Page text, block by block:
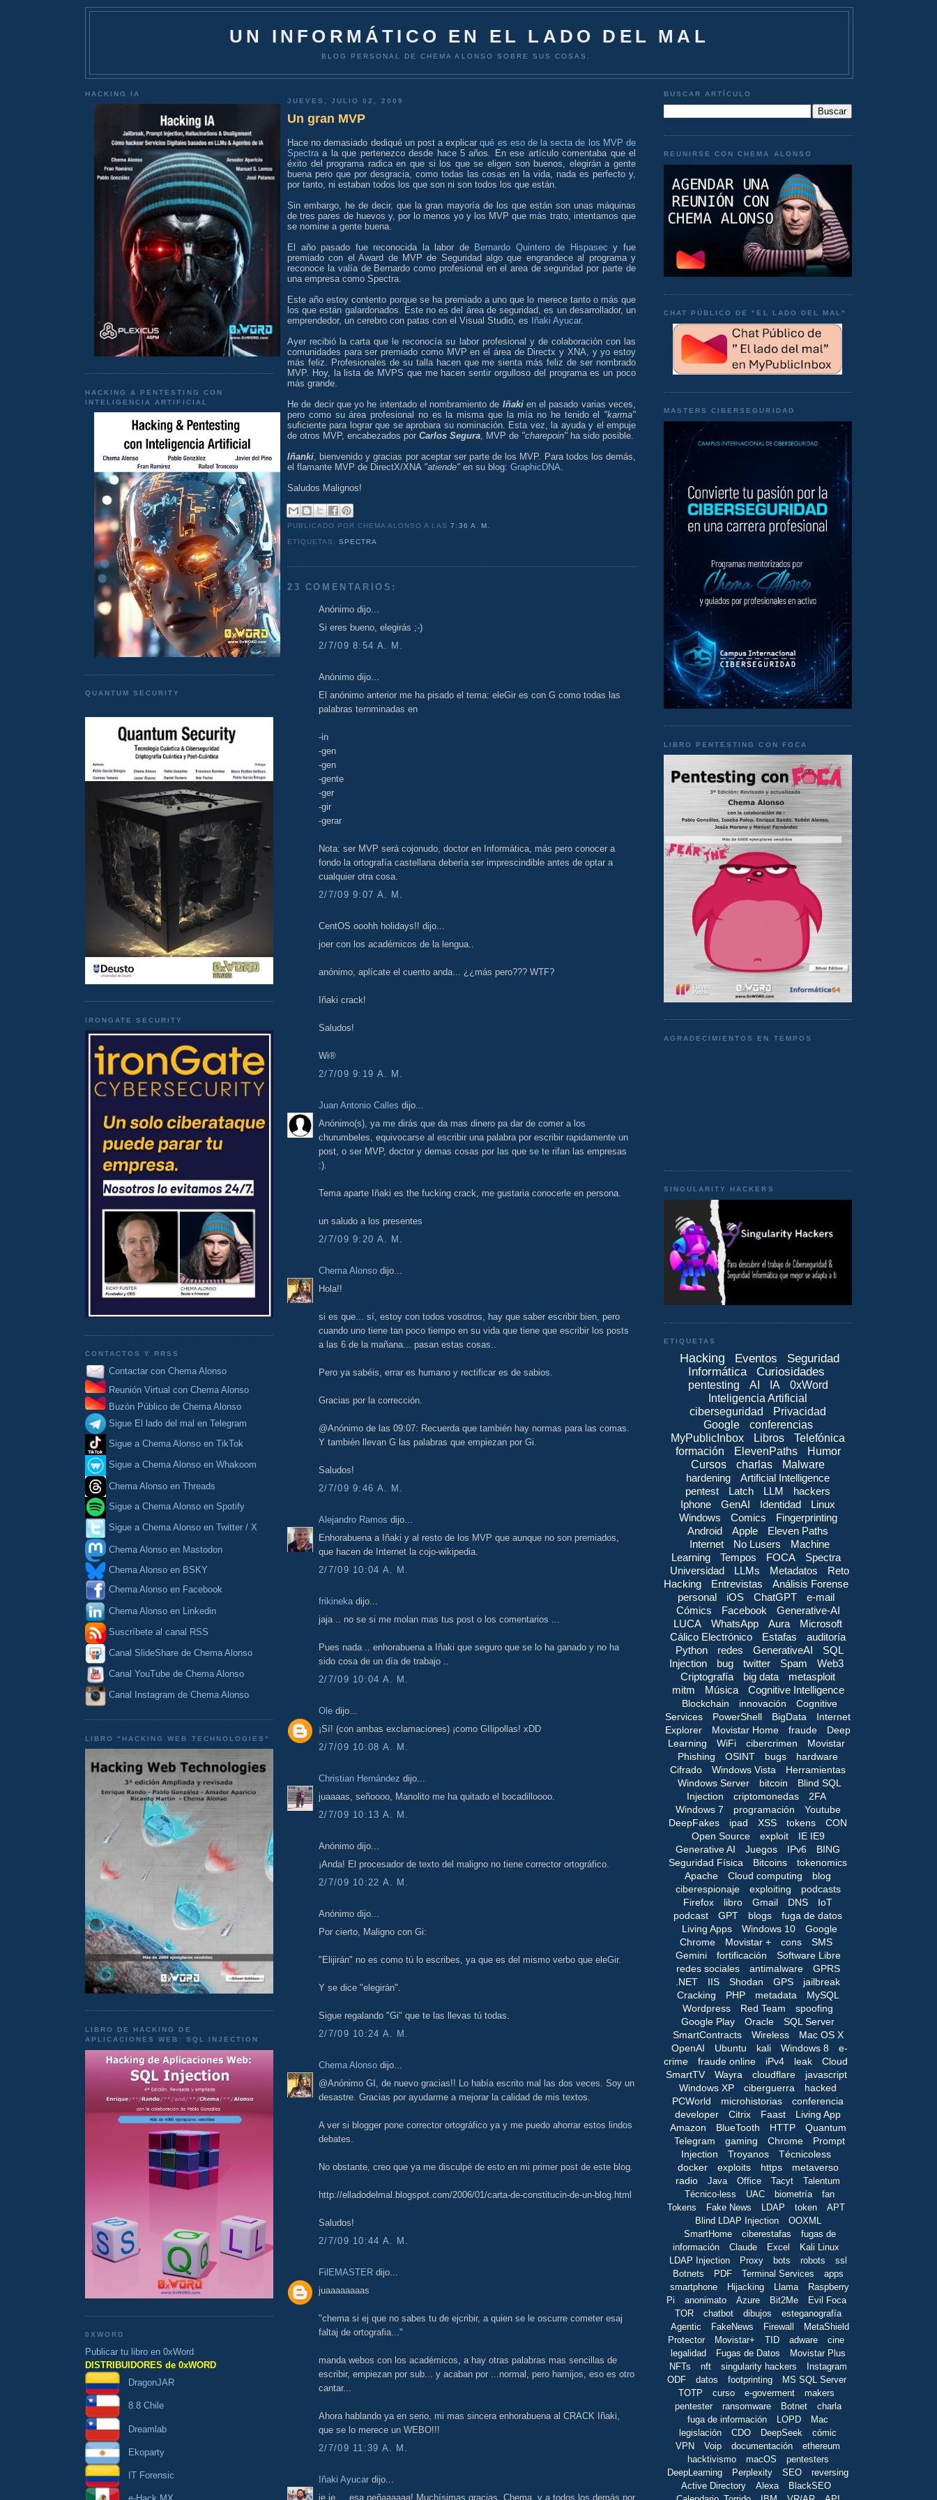
UN INFORMÁTICO EN EL LADO DEL MAL
BLOG PERSONAL DE CHEMA ALONSO SOBRE SUS COSAS.
HACKING IA
HACKING & PENTESTING CON
INTELIGENCIA ARTIFICIAL
QUANTUM SECURITY
IRONGATE SECURITY
CONTACTOS Y RRSS
Contactar con Chema Alonso
Reunión Virtual con Chema Alonso
Buzón Público de Chema Alonso
Sigue El lado del mal en Telegram
Sigue a Chema Alonso en TikTok
Sigue a Chema Alonso en Whakoom
Chema Alonso en Threads
Sigue a Chema Alonso en Spotify
Sigue a Chema Alonso en Twitter / X
Chema Alonso en Mastodon
Chema Alonso en BSKY
Chema Alonso en Facebook
Chema Alonso en Linkedin
Suscríbete al canal RSS
Canal SlideShare de Chema Alonso
Canal YouTube de Chema Alonso
Canal Instagram de Chema Alonso
LIBRO "HACKING WEB TECHNOLOGIES"
LIBRO DE HACKING DE
APLICACIONES WEB: SQL INJECTION
0XWORD
Publicar tu libro en 0xWord
DISTRIBUIDORES de 0xWORD
DragonJAR
8.8 Chile
Dreamlab
Ekoparty
IT Forensic
JUEVES, JULIO 02, 2009
Un gran MVP
Hace no demasiado dediqué un post a explicarqué es eso de la secta de los MVP de
Spectraa la que pertenezco desde hace 5 años. En ese artículo comentaba que el
éxito del programa radica en que si los que se eligen son buenos, elegirán a gente
buena pero que por desgracia, como todas las cosas en la vida, nada es perfecto y,
por tanto, ni estaban todos los que son ni son todos los que están.
Sin embargo, he de decir, que la gran mayoría de los que están son unas máquinas
de tres pares de huevos y, por lo menos yo y los MVP que más trato, intentamos que
se nomine a gente buena.
El año pasado fue reconocida la labor de Bernardo Quintero de Hispasecy fue
premiado con el Award de MVP de Seguridad algo que engrandece al programa y
reconoce la valía de Bernardo como profesional en el area de seguridad por parte de
una empresa como Spectra.
Este año estoy contento porque se ha premiado a uno que lo merece tanto o más que
los que están galardonados. Este no es del área de seguridad, es un desarrollador, un
emprendedor, un cerebro con patas con el Visual Studio, es
Iñaki Ayucar.
Ayer recibió la carta que le reconocía su labor profesional y de colaboración con las
comunidades para ser premiado como MVP en el área de Directx y XNA, y yo estoy
más feliz. Profesionales de su talla hacen que me sienta más feliz de ser nombrado
MVP. Hoy, la lista de MVPS que me hacen sentir orgulloso del programa es un poco
más grande.
He de decir que yo he intentado el nombramiento de Iñakien el pasado varias veces,
pero como su área profesional no es la misma que la mía no he tenido el "karma"
suficiente para lograr que se aprobara su nominación. Esta vez, la ayuda y el empuje
de otros MVP, encabezados por Carlos Segura , MVP de "charepoin" ha sido posible.
Iñanki , bienvenido y gracias por aceptar ser parte de los MVP. Para todos los demás,
el flamante MVP de DirectX/XNA "atiende" en su blog: GraphicDNA
Saludos Malignos!
PUBLICADO POR CHEMA ALONSOA LAS7:36 A. M.
ETIQUETAS:SPECTRA
23 COMENTARIOS:
Anónimo dijo...
Si eres bueno, elegirás ;-)
2/7/09 8:54 A. M.
Anónimo dijo...
El anónimo anterior me ha pisado el tema: eleGir es con G como todas las
palabras ternminadas en
-in
-gen
-gen
-gente
-ger
-gir
-gerar
Nota: ser MVP será cojonudo, doctor en Informática, más pero conocer a
fondo la ortografía castellana debería ser imprescindible antes de optar a
cualquier otra cosa.
2/7/09 9:07 A. M.
CentOS ooohh holidays!! dijo...
joer con los académicos de la lengua..
anónimo, aplícate el cuento anda... ¿¿más pero??? WTF?
Iñaki crack!
Saludos!
Wi®
2/7/09 9:19 A. M.
Juan Antonio Calles dijo...
Anónimo(s), ya me dirás que da mas dinero pa dar de comer a los
churumbeles, equivocarse al escribir una palabra por escribir rapidamente un
post, o ser MVP, doctor y demas cosas por las que se te rifan las empresas
:).
Tema aparte Iñaki es the fucking crack, me gustaria conocerle en persona.
un saludo a los presentes
2/7/09 9:20 A. M.
Chema Alonso dijo...
Hola!!
si es que... sí, estoy con todos vosotros, hay que saber escribir bien, pero
cuando uno tiene tan poco tiempo en su vida que tiene que escribir los posts
a las 6 de la mañana... pasan estas cosas..
Pero ya sabéis, errar es humano y rectificar es de sabios.
Gracias por la corrección.
@Anónimo de las 09:07: Recuerda que también hay normas para las comas.
Y también llevan G las palabras que empiezan por Gi.
Saludos!
2/7/09 9:46 A. M.
Alejandro Ramos dijo...
Enhorabuena a Iñaki y al resto de los MVP que aunque no son premiados,
que hacen de Internet la cojo-wikipedia.
2/7/09 10:04 A. M.
frikineka dijo...
jaja .. no se si me molan mas tus post o los comentarios ...
Pues nada .. enhorabuena a Iñaki que seguro que se lo ha ganado y no ha
sido cosa de un día de trabajo ..
2/7/09 10:04 A. M.
Ole dijo...
¡Sí! (con ambas exclamaciones) ¡como GIlipollas! xDD
2/7/09 10:08 A. M.
Christian Hernández dijo...
juaaaas, señoooo, Manolito me ha quitado el bocadilloooo.
2/7/09 10:13 A. M.
Anónimo dijo...
¡Anda! El procesador de texto del maligno no tiene corrector ortográfico.
2/7/09 10:22 A. M.
Anónimo dijo...
Por cierto, Maligno con Gi:
"Elijirán" no es como tú lo escribes, ya que es del mismo verbo que eleGir.
Y se dice "elegirán".
Sigue regalando "Gi" que te las llevas tú todas.
2/7/09 10:24 A. M.
Chema Alonso dijo...
@Anónimo GI, de nuevo gracias!! Lo había escrito mal las dos veces. Soy un
desastre. Gracias por ayudarme a mejorar la calidad de mis textos.
A ver si blogger pone corrector ortográfico ya y me puedo ahorrar estos lindos
debates.
No obstante, creo que ya me disculpé de esto en mi primer post de este blog.
http://elladodelmal.blogspot.com/2006/01/carta-de-constitucin-de-un-blog.html
Saludos!
2/7/09 10:44 A. M.
FilEMASTER dijo...
juaaaaaaaas
"chema si ej que no sabes tu de ejcribir, a quien se le oscurre cometer esaj
faltaj de ortografia..."
manda webos con los académicos, a hay otras palabras mas sencillas de
escribir, empiezan por sub... y acaban por ...normal, pero hamijos, eso es otro
cantar...
Ahora hablando ya en serio, mi mas sincera enhorabuena al CRACK Iñaki,
que se lo merece un WEBO!!!
2/7/09 11:39 A. M.
Iñaki Ayucar dijo...
je je.... esa peñaaaaaa! Muchísimas gracias, Chema, y a todos los demás por
BUSCAR ARTÍCULO
REUNIRSE CON CHEMA ALONSO
CHAT PÚBLICO DE "EL LADO DEL MAL"
MASTERS CIBERSEGURIDAD
LIBRO PENTESTING CON FOCA
AGRADECIMIENTOS EN TEMPOS
SINGULARITY HACKERS
ETIQUETAS
Hacking Eventos
Seguridad
Informática
Curiosidades
pentesting AI IA
0xWord
Inteligencia Artificial
ciberseguridad
Privacidad
Google
conferencias
MyPublicInbox
Libros
Telefónica
formación
ElevenPaths
Humor
Cursos
charlas
Malware
hardening
Artificial Intelligence
pentest
Latch LLM
hackers
Iphone
GenAI Identidad
Linux
Windows
Comics
Fingerprinting
Android
Apple
Eleven Paths
Internet
No Lusers
Machine
Learning
Tempos FOCA
Spectra
Universidad
LLMs Metadatos
Reto
Hacking
Entrevistas
Análisis Forense
personal
iOS ChatGPT
e-mail
Cómics
Facebook
Generative-AI
LUCA
WhatsApp Aura
Microsoft
Cálico Electrónico
Estafas
auditoría
Python
redes GenerativeAI
SQL
Injection
bug twitter Spam
Web3
Criptografía
big data
metasploit
mitm
Música Cognitive Intelligence
Blockchain innovación
Cognitive
Services
PowerShell BigData
Internet
Explorer
Movistar Home fraude
Deep
Learning
WiFi cibercrimen
Movistar
Phishing
OSINT bugs
hardware
Cifrado
Windows Vista
Herramientas
Windows Server
bitcoin
Blind SQL
Injection
criptomonedas
2FA
Windows 7
programación
Youtube
DeepFakes
ipad XSS tokens
CON
Open Source
exploit
IE IE9
Generative AI
Juegos IPv6
BING
Seguridad Física
Bitcoins
tokenomics
Apache
Cloud computing
blog
ciberespionaje
exploiting
podcasts
Firefox
libro Gmail DNS
IoT
podcast
GPT blogs
fuga de datos
Living Apps
Windows 10
Google
Chrome
Movistar + cons
SMS
Gemini
fortificación
Software Libre
redes sociales
antimalware
GPRS
.NET
IIS Shodan GPS
jailbreak
Cracking
PHP metadata
MySQL
Wordpress
Red Team
spoofing
Google Play
Oracle
SQL Server
SmartContracts
Wireless
Mac OS X
OpenAI
Ubuntu kali Windows 8
e-
crime
fraude online iPv4 leak
Cloud
SmartTV
Wayra cloudflare
javascript
Windows XP
ciberguerra
hacked
PCWorld
microhistorias
conferencia
developer
Citrix Faast
Living App
Amazon
BlueTooth HTTP
Quantum
Telegram
gaming Chrome
Prompt
Injection
Troyanos
Técnicoless
docker
exploits https
metaverso
radio
Java Office Tacyt
Talentum
Técnico-less
UAC biometría
fan
Tokens
Fake News LDAP token
APT
Blind LDAP Injection
OOXML
SmartHome
ciberestafas
fugas de
información
Claude Excel
Kali Linux
LDAP Injection
Proxy bots robots
ssl
Botnets
PDF Terminal Services
apps
smartphone
Hijacking Llama
Raspberry
Pi
anonimato Azure Bit2Me
Evil Foca
TOR
chatbot dibujos
esteganografía
Agentic
FakeNews Firewall
MetaShield
Protector
Movistar+ TID adware
cine
legalidad
Fugas de Datos
Movistar Plus
NFTs
nft singularity hackers
Instagram
ODF
datos footprinting
MS SQL Server
TOTP
curso e-goverment
makers
pentester
ransomware Botnet
charla
fuga de información
LOPD
Mac
legislación
CDO DeepSeek
cómic
VPN
Voip documentación
ethereum
hacktivismo
macOS
pentesters
DeepLearning
Perplexity SEO
reversing
Active Directory
Alexa
BlackSEO